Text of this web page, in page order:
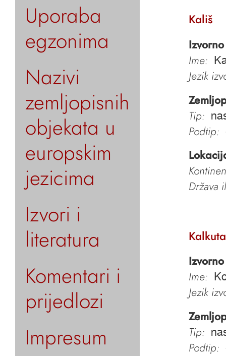
Uporaba
egzonima
Nazivi
zemljopisnih
objekata u
europskim
jezicima
Izvori i
literatura
Komentari i
prijedlozi
Impresum
Kališ
Ime:
Jezik
Tip:
Podtip:
Država
Kalkuta
Ime:
Jezik
Tip:
Podtip: